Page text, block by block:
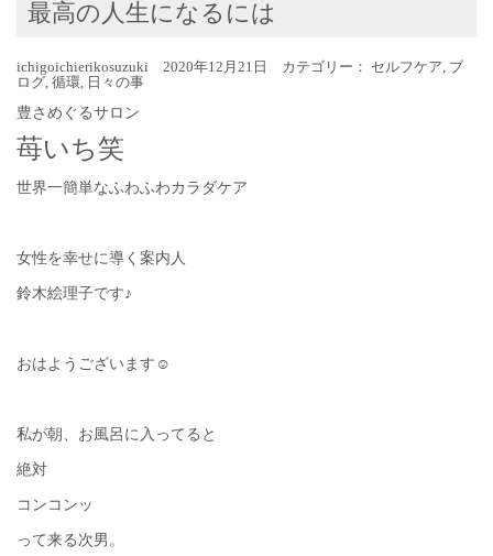
最高の人生になるには
ichigoichierikosuzuki 2020年12月21日 カテゴリー： セルフケア, ブ
ログ, 循環, 日々の事
豊さめぐるサロン
苺いち笑
世界一簡単なふわふわカラダケア
女性を幸せに導く案内人
鈴木絵理子です♪
おはようございます☺︎
私が朝、お風呂に入ってると
絶対
コンコンッ
って来る次男。